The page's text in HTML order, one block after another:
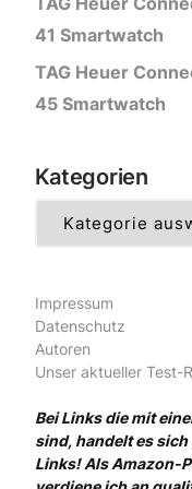
41 Smartwatch
TAG Heuer
45 Smartwatch
Kategorien
Impressum
Datenschutz
Autoren
Unser aktueller Test-
Bei Links die mit
sind, handelt es
Links! Als Amazon-